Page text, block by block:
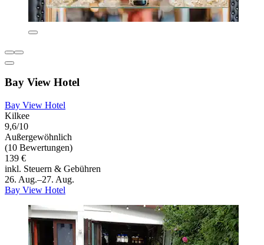
Bay View Hotel
Bay View Hotel
Kilkee
9,6/10
Außergewöhnlich
(10 Bewertungen)
139 €
inkl. Steuern & Gebühren
26. Aug.–27. Aug.
Bay View Hotel